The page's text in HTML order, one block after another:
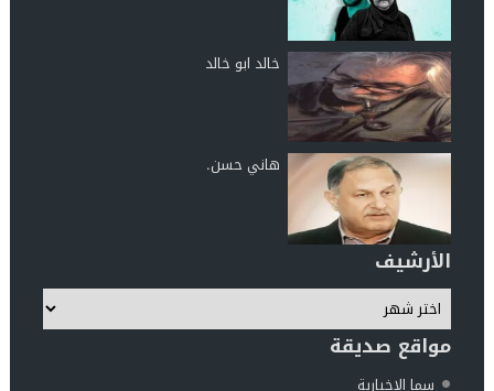
خالد ابو خالد
هاني حسن.
الأرشيف
مواقع صديقة
سما الإخبارية